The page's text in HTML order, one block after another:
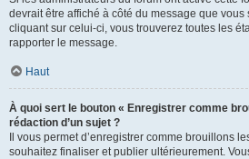
devrait être affiché à côté du message que vous
cliquant sur celui-ci, vous trouverez toutes les
rapporter le message.
Haut
À quoi sert le bouton « Enregistrer comme
rédaction d’un sujet ?
Il vous permet d’enregistrer comme brouillons
souhaitez finaliser et publier ultérieurement.